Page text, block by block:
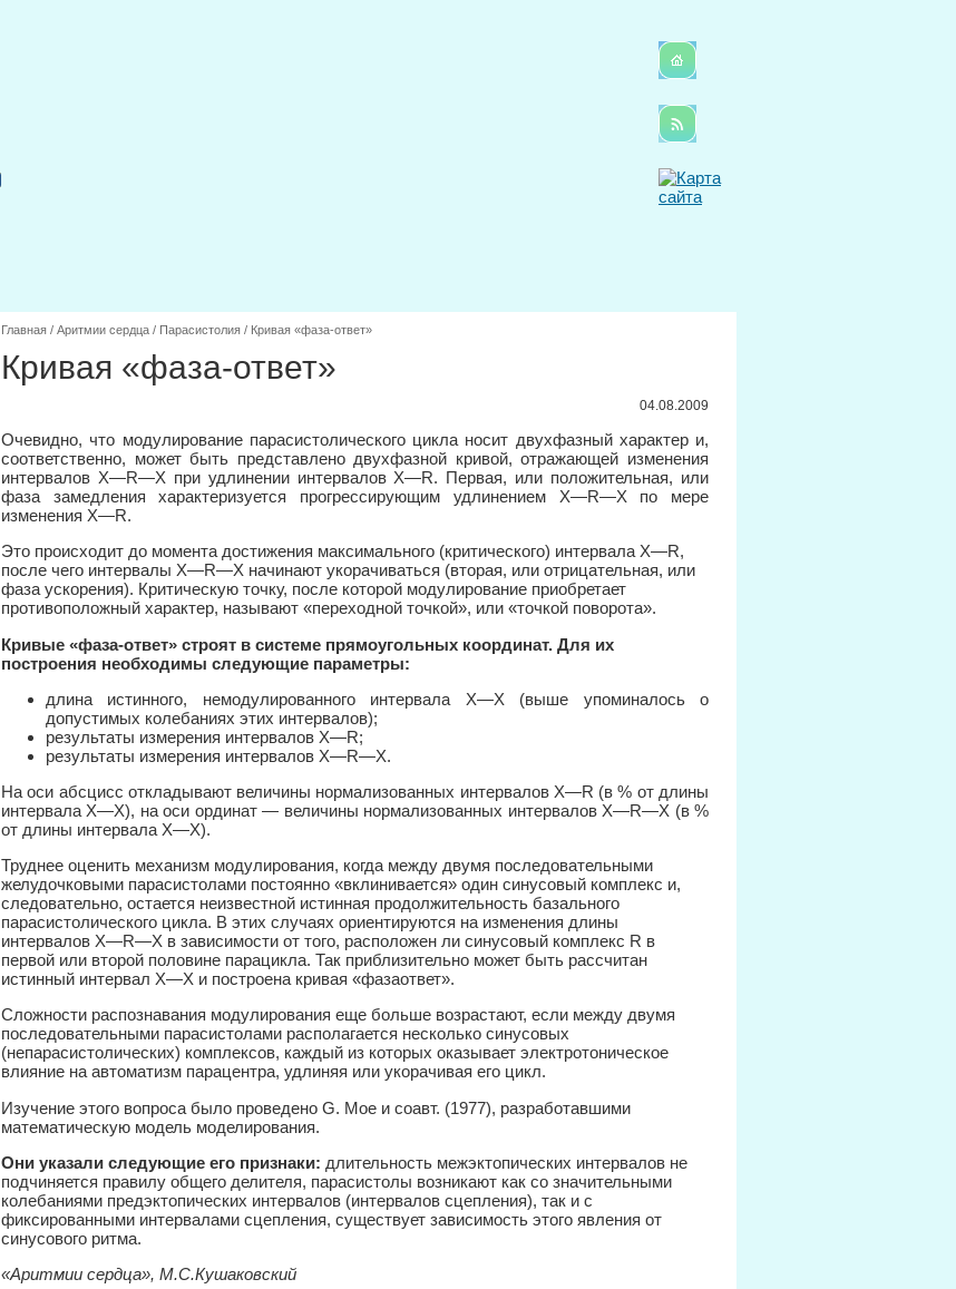
Главная / Аритмии сердца / Парасистолия / Кривая «фаза-ответ»
Кривая «фаза-ответ»
04.08.2009
Очевидно, что модулирование парасистолического цикла носит двухфазный характер и,
соответственно, может быть представлено двухфазной кривой, отражающей изменения
интервалов X—R—X при удлинении интервалов X—R. Первая, или положительная, или
фаза замедления характеризуется прогрессирующим удлинением X—R—X по мере
изменения X—R.
Это происходит до момента достижения максимального (критического) интервала X—R,
после чего интервалы X—R—X начинают укорачиваться (вторая, или отрицательная, или
фаза ускорения). Критическую точку, после которой модулирование приобретает
противоположный характер, называют «переходной точкой», или «точкой поворота».
Кривые «фаза-ответ» строят в системе прямоугольных координат. Для их
построения необходимы следующие параметры:
длина истинного, немодулированного интервала X—X (выше упоминалось о
допустимых колебаниях этих интервалов);
результаты измерения интервалов X—R;
результаты измерения интервалов X—R—X.
На оси абсцисс откладывают величины нормализованных интервалов X—R (в % от длины
интервала X—X), на оси ординат — величины нормализованных интервалов X—R—X (в %
от длины интервала X—X).
Труднее оценить механизм модулирования, когда между двумя последовательными
желудочковыми парасистолами постоянно «вклинивается» один синусовый комплекс и,
следовательно, остается неизвестной истинная продолжительность базального
парасистолического цикла. В этих случаях ориентируются на изменения длины
интервалов X—R—X в зависимости от того, расположен ли синусовый комплекс R в
первой или второй половине парацикла. Так приблизительно может быть рассчитан
истинный интервал X—X и построена кривая «фазаответ».
Сложности распознавания модулирования еще больше возрастают, если между двумя
последовательными парасистолами располагается несколько синусовых
(непарасистолических) комплексов, каждый из которых оказывает электротоническое
влияние на автоматизм парацентра, удлиняя или укорачивая его цикл.
Изучение этого вопроса было проведено G. Мое и соавт. (1977), разработавшими
математическую модель моделирования.
Они указали следующие его признаки: длительность межэктопических интервалов не
подчиняется правилу общего делителя, парасистолы возникают как со значительными
колебаниями предэктопических интервалов (интервалов сцепления), так и с
фиксированными интервалами сцепления, существует зависимость этого явления от
синусового ритма.
«Аритмии сердца», М.С.Кушаковский